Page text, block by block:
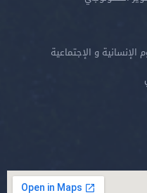
الإنسانية و الإجتماعية